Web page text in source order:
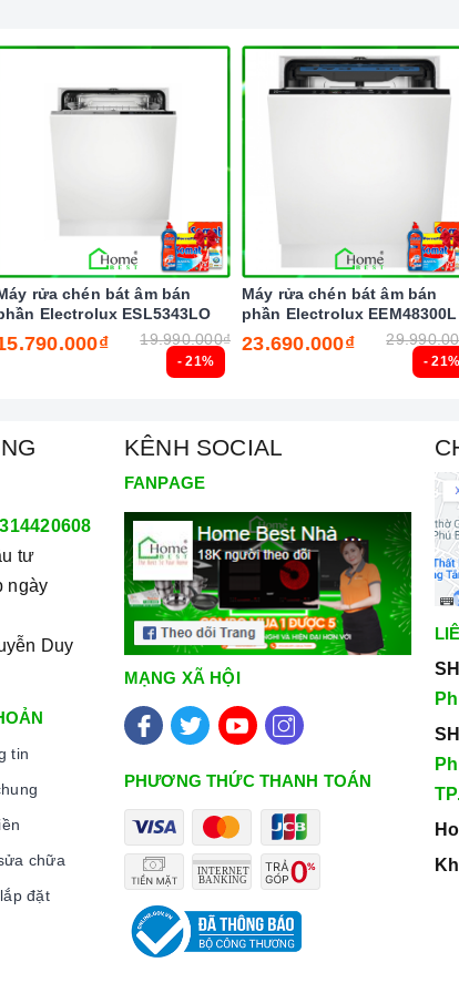
nên một mặt kính thống nhất và cứng
hỏng, nứt vỡ, hay biến dạng trong quá
chịu lực và chống va đập khi sử
ceramic
giúp cho các nhà thiết kế có
sạn hoặc ngôi nhà.
- 21%
rửa chén bát âm bán
Electrolux ESL5343LO
19.990.000₫
- 21%
Máy rửa chén bát âm bán
phần Electrolux EEM48300L
23.690.000₫
tư
ngày
Duy
tin
chữa
đặt
KÊNH SOCIAL
FANPAGE
MẠNG XÃ HỘI
PHƯƠNG THỨC THANH TOÁN